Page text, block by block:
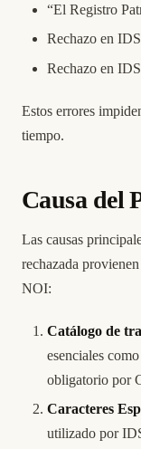
“El Registro
Rechazo en
Rechazo en
Estos errores
tiempo.
Causa del
Las causas
rechazada
NOI:
Catálogo de
esenciales
obligatorio por
Caracteres
utilizado por